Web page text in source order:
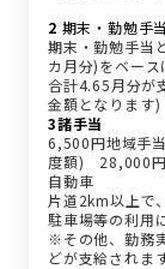
2 期末・勤勉手
期末・勤勉手当
カ月分)をベー
合計4.65月分が
金額となります)
3諸手当
6,500円地域手
度額) 28,000円
自動車
片道2km以上で
駐車場等の利用
※その他、勤務
どが支給されます